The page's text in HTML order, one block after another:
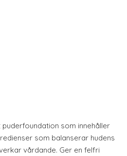
som innehåller
som balanserar hudens
vårdande. Ger en felfri